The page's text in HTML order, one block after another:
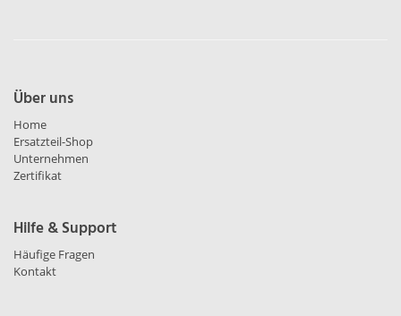
Über uns
Home
Ersatzteil-Shop
Unternehmen
Zertifikat
Hilfe & Support
Häufige Fragen
Kontakt